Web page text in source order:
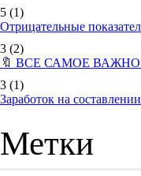
5 (1)
Отрицательные
3 (2)
🔖 ВСЕ САМОЕ
3 (1)
Заработок на
Метки